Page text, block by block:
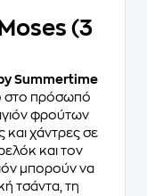
(3
Summertime
στο πρόσωπό
φρούτων
και χάντρες σε
και τον
μπορούν να
τσάντα, τη